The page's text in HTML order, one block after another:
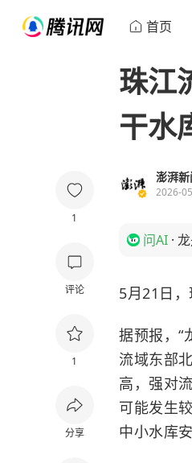
首页
1
评论
1
分享
珠江
干水
澎湃
2026-
问AI ·
5月21日
据预报，“
流域东部
高，强对
可能发生
中小水库